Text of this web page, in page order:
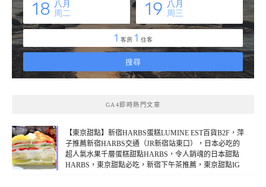
GA4即時熱門文章
【東京甜點】新宿HARBS蛋糕LUMINE EST百貨B2F，萍
子推薦新宿HARBS交通（JR新宿站東口），日本必吃的
超人氣水果千層蛋糕甜點HARBS，令人銷魂的日本甜點
HARBS，東京甜點必吃，新宿下午茶推薦，東京甜點IG